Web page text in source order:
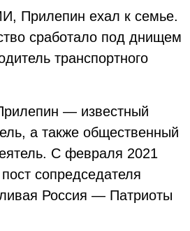
Прилепин ехал к семье.
сработало под днищем
транспортного
— известный
а также общественный
С февраля 2021
сопредседателя
Россия — Патриоты